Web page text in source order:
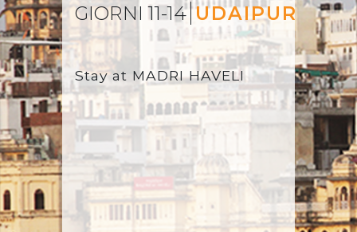
GIORNI 11-14 UDAIPUR
Stay at MADRI HAVELI